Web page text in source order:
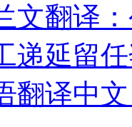
文翻译
递延留
翻译中